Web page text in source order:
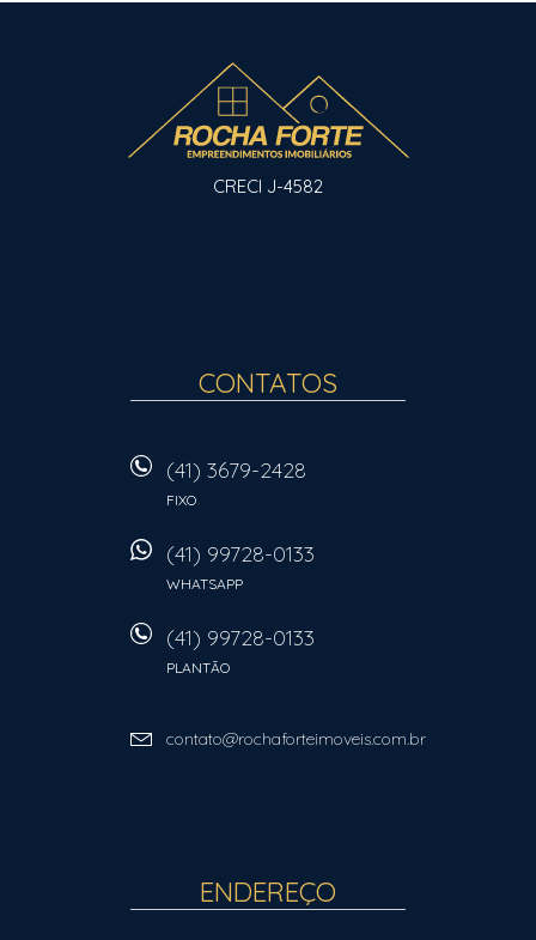
CRECI J-4582
CONTATOS
(41) 3679-2428
FIXO
(41) 99728-0133
WHATSAPP
(41) 99728-0133
PLANTÃO
contato@rochaforteimoveis.com.br
ENDEREÇO